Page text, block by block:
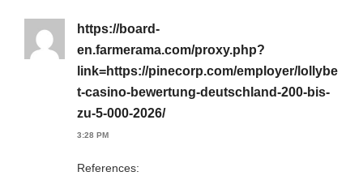
https://board-
en.farmerama.com/proxy.php?
link=https://pinecorp.com/employer/lollybe
t-casino-bewertung-deutschland-200-bis-
zu-5-000-2026/
3:28 PM
References: